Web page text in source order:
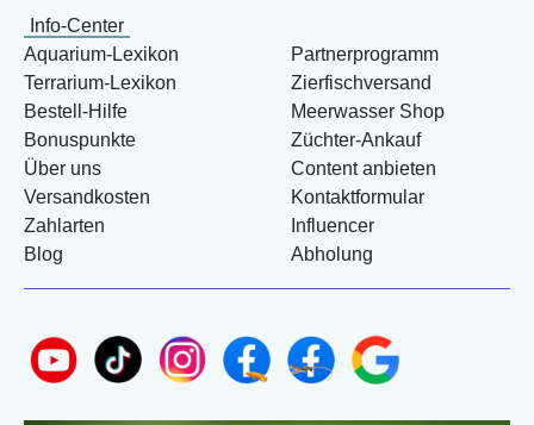
Info-Center
Aquarium-Lexikon
Terrarium-Lexikon
Bestell-Hilfe
Bonuspunkte
Über uns
Versandkosten
Zahlarten
Blog
Partnerprogramm
Zierfischversand
Meerwasser Shop
Züchter-Ankauf
Content anbieten
Kontaktformular
Influencer
Abholung